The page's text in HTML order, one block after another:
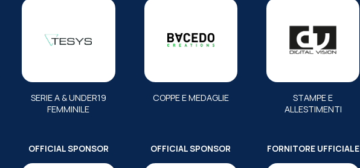
SERIE A & UNDER19
FEMMINILE
COPPE E MEDAGLIE
STAMPE E
ALLESTIMENTI
OFFICIAL SPONSOR OFFICIAL SPONSOR FORNITORE UFFICIALE